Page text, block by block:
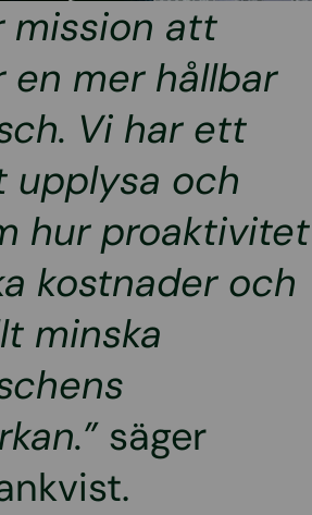
mission att
en mer hållbar
Vi har ett
upplysa och
hur proaktivitet
kostnader och
minska
säger